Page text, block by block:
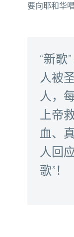
要向耶和华唱
“新歌
人被
人，
上帝
血、
人回
歌”！